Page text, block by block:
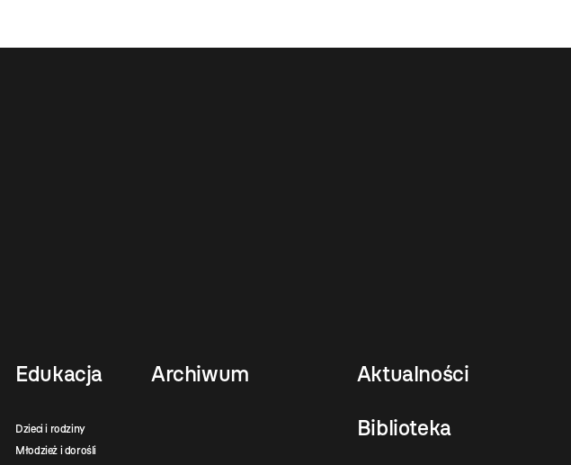
Edukacja
Dzieci i rodziny
Młodzież i dorośli
Archiwum Aktualności
Biblioteka